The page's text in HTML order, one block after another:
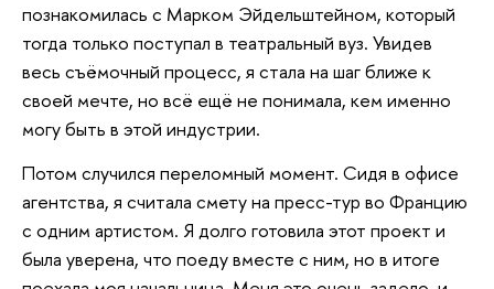
познакомилась с Марком Эйдельштейном, который
тогда только поступал в театральный вуз. Увидев
весь съёмочный процесс, я стала на шаг ближе к
своей мечте, но всё ещё не понимала, кем именно
могу быть в этой индустрии.
Потом случился переломный момент. Сидя в офисе
агентства, я считала смету на пресс-тур во Францию
с одним артистом. Я долго готовила этот проект и
была уверена, что поеду вместе с ним, но в итоге